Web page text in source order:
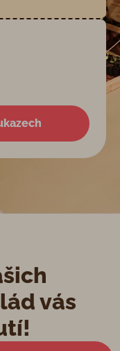
vás